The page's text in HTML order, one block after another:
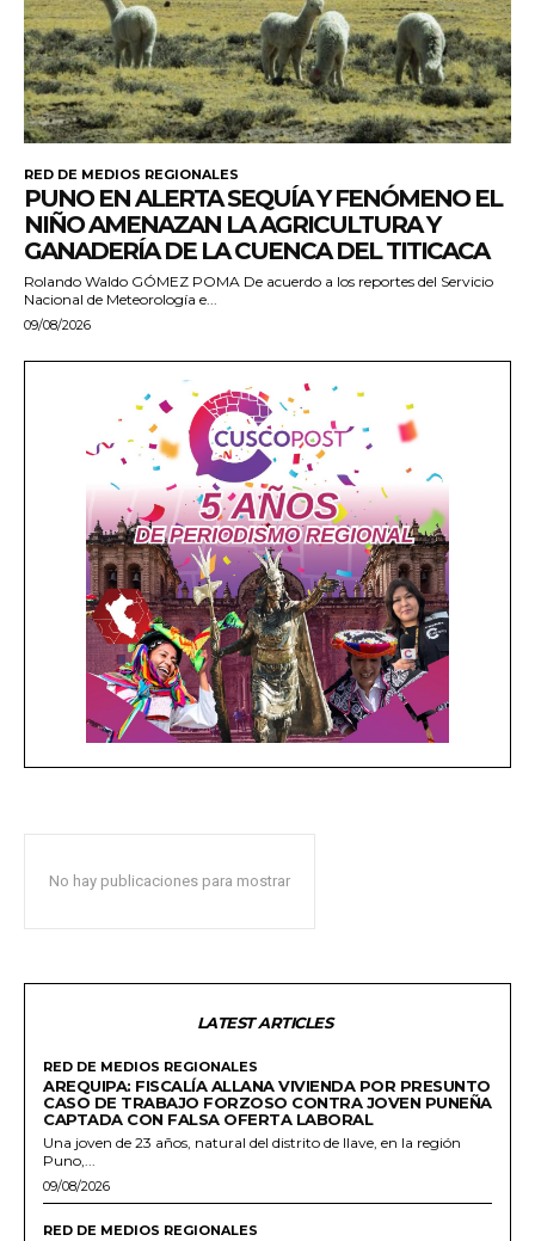
RED DE MEDIOS REGIONALES
PUNO EN ALERTA SEQUÍA Y FENÓMENO EL
NIÑO AMENAZAN LA AGRICULTURA Y
GANADERÍA DE LA CUENCA DEL TITICACA
Rolando Waldo GÓMEZ POMA De acuerdo a los reportes del Servicio
Nacional de Meteorología e...
09/08/2026
No hay publicaciones para mostrar
LATEST ARTICLES
RED DE MEDIOS REGIONALES
AREQUIPA: FISCALÍA ALLANA VIVIENDA POR PRESUNTO
CASO DE TRABAJO FORZOSO CONTRA JOVEN PUNEÑA
CAPTADA CON FALSA OFERTA LABORAL
Una joven de 23 años, natural del distrito de Ilave, en la región
Puno,...
09/08/2026
RED DE MEDIOS REGIONALES